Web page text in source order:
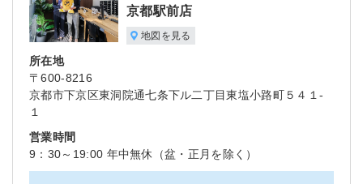
京都駅前店
地図を見る
所在地
〒600-8216
京都市下京区東洞院通七条下ル二丁目東塩小路町５４１-
１
営業時間
9：30～19:00 年中無休（盆・正月を除く）